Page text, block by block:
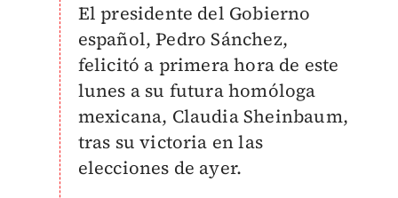
El presidente del Gobierno
español, Pedro Sánchez,
felicitó a primera hora de este
lunes a su futura homóloga
mexicana, Claudia Sheinbaum,
tras su victoria en las
elecciones de ayer.